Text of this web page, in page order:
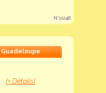
N°11248
Guadeloupe
[+ Détails]